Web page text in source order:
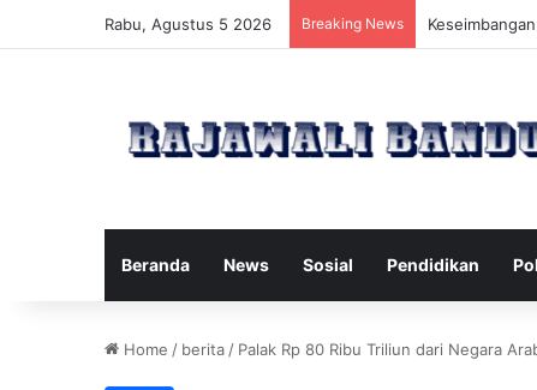
Rabu, Agustus 5 2026 Breaking News Manfaat
Beranda News Sosial Pendidikan
Home / berita / Palak Rp 80 Ribu Triliun dari Negara